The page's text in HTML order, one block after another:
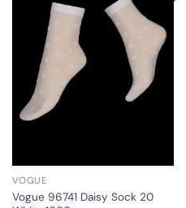
VOGUE
Vogue 96741 Daisy Sock 20